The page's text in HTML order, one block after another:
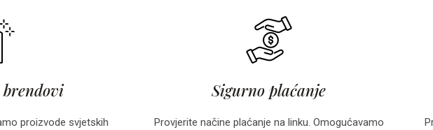
proizvode svjetskih
Sigurno plaćanje
Provjerite načine plaćanje na linku. Omogućavamo